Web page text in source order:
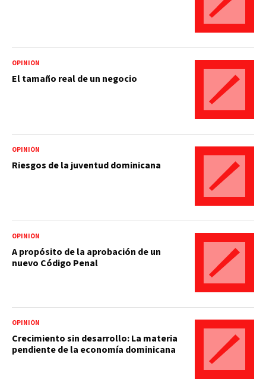
OPINIÓN
El tamaño real de un negocio
OPINIÓN
Riesgos de la juventud dominicana
OPINIÓN
A propósito de la aprobación de un
nuevo Código Penal
OPINIÓN
Crecimiento sin desarrollo: La materia
pendiente de la economía dominicana